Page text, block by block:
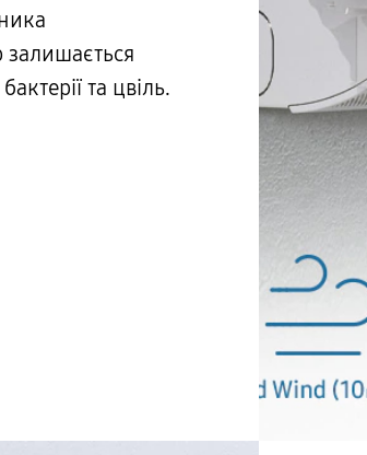
залишається
та цвіль.